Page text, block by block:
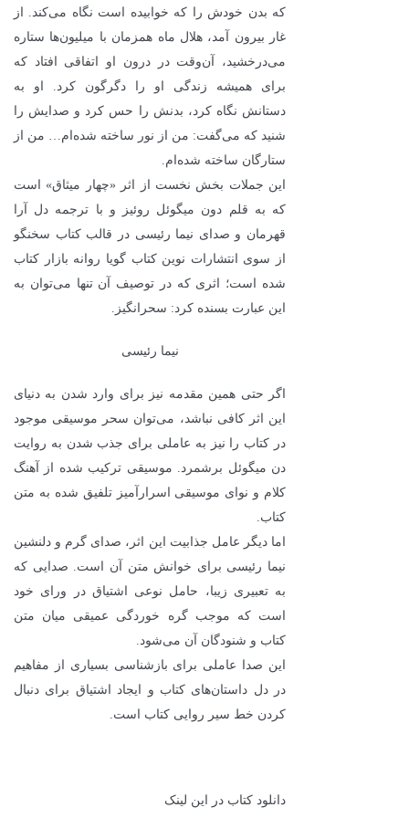
که بدن خودش را که خوابیده است نگاه می‌کند. از
غار بیرون آمد، هلال ماه همزمان با میلیون‌ها ستاره
می‌درخشید، آن‌وقت در درون او اتفاقی افتاد که
برای همیشه زندگی او را دگرگون کرد. او به
دستانش نگاه کرد، بدنش را حس کرد و صدایش را
شنید که می‌گفت: من از نور ساخته شده‌ام… من از
ستارگان ساخته شده‌ام.
این جملات بخش نخست از اثر «چهار میثاق» است
که به قلم دون میگوئل روئیز و با ترجمه دل آرا
قهرمان و صدای نیما رئیسی در قالب کتاب سخنگو
از سوی انتشارات نوین کتاب گویا روانه بازار کتاب
شده است؛ اثری که در توصیف آن تنها می‌توان به
این عبارت بسنده کرد: سحرانگیز .
نیما رئیسی
اگر حتی همین مقدمه نیز برای وارد شدن به دنیای
این اثر کافی نباشد، می‌توان سحر موسیقی موجود
در کتاب را نیز به عاملی برای جذب شدن به روایت
دن میگوئل برشمرد. موسیقی ترکیب شده از آهنگ
کلام و نوای موسیقی اسرارآمیز تلفیق شده به متن
کتاب.
اما دیگر عامل جذابیت این اثر، صدای گرم و دلنشین
نیما رئیسی برای خوانش متن آن است. صدایی که
به تعبیری زیبا، حامل نوعی اشتیاق در ورای خود
است که موجب گره خوردگی عمیقی میان متن
کتاب و شنودگان آن می‌شود.
این صدا عاملی برای بازشناسی بسیاری از مفاهیم
در دل داستان‌های کتاب و ایجاد اشتیاق برای دنبال
کردن خط سیر روایی کتاب است.
دانلود کتاب در این لینک